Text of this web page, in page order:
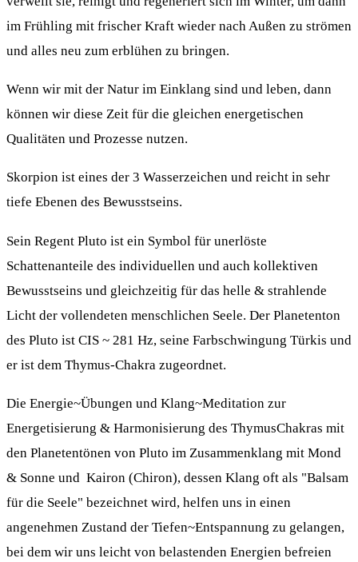
im Frühling mit frischer Kraft wieder nach Außen zu strömen
und alles neu zum erblühen zu bringen.
Wenn wir mit der Natur im Einklang sind und leben, dann
können wir diese Zeit für die gleichen energetischen
Qualitäten und Prozesse nutzen.
Skorpion ist eines der 3 Wasserzeichen und reicht in sehr
tiefe Ebenen des Bewusstseins.
Sein Regent Pluto ist ein Symbol für unerlöste
Schattenanteile des individuellen und auch kollektiven
Bewusstseins und gleichzeitig für das helle & strahlende
Licht der vollendeten menschlichen Seele. Der Planetenton
des Pluto ist CIS ~ 281 Hz, seine Farbschwingung Türkis und
er ist dem Thymus-Chakra zugeordnet.
Die Energie~Übungen und Klang~Meditation zur
Energetisierung & Harmonisierung des ThymusChakras mit
den Planetentönen von Pluto im Zusammenklang mit Mond
& Sonne und Kairon (Chiron), dessen Klang oft als "Balsam
für die Seele" bezeichnet wird, helfen uns in einen
angenehmen Zustand der Tiefen~Entspannung zu gelangen,
bei dem wir uns leicht von belastenden Energien befreien